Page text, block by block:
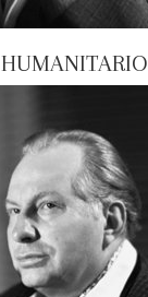
HUMANITARIO